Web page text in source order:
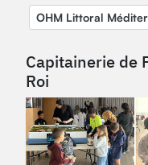
OHM Littoral
Capitainerie de
Roi